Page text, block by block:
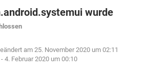
TIKTOK
HARDWARE
STREAMING
INSTAGRAM
IOS
wurde
am 25. November 2020 um 02:11
4. Februar 2020 um 00:10